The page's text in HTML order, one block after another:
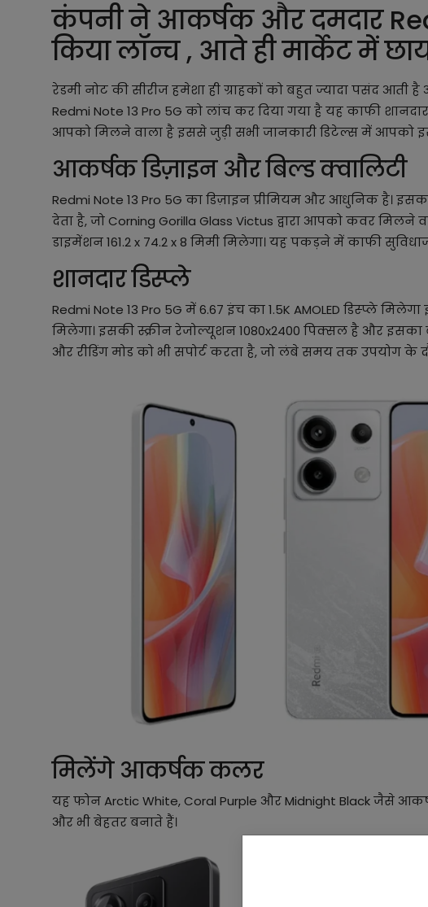
कंपनी ने आकर्षक और दमदार
किया लॉन्च , आते ही मार्केट में
रेडमी नोट की सीरीज हमेशा ही ग्राहकों को बहुत ज्यादा पसंद आती
Redmi Note 13 Pro 5G को लांच कर दिया गया है यह काफी
आपको मिलने वाला है इससे जुड़ी सभी जानकारी डिटेल्स में आपको
आकर्षक डिज़ाइन और बिल्ड क्वालिटी
Redmi Note 13 Pro 5G का डिज़ाइन प्रीमियम और आधुनिक है।
देता है, जो Corning Gorilla Glass Victus द्वारा आपको कवर
डाइमेंशन 161.2 x 74.2 x 8 मिमी मिलेगा। यह पकड़ने में काफी
शानदार डिस्प्ले
Redmi Note 13 Pro 5G में 6.67 इंच का 1.5K AMOLED डिस्प्ले
मिलेगा। इसकी स्क्रीन रेजोल्यूशन 1080x2400 पिक्सल है और इसका
और रीडिंग मोड को भी सपोर्ट करता है, जो लंबे समय तक उपयोग के
मिलेंगे आकर्षक कलर
यह फोन Arctic White, Coral Purple और Midnight Black जैसे
और भी बेहतर बनाते हैं।